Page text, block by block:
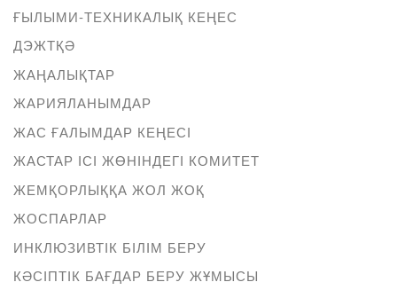
ҒЫЛЫМИ-ТЕХНИКАЛЫҚ КЕҢЕС
ДЭЖТҚӘ
ЖАҢАЛЫҚТАР
ЖАРИЯЛАНЫМДАР
ЖАС ҒАЛЫМДАР КЕҢЕСІ
ЖАСТАР ІСІ ЖӨНІНДЕГІ КОМИТЕТ
ЖЕМҚОРЛЫҚҚА ЖОЛ ЖОҚ
ЖОСПАРЛАР
ИНКЛЮЗИВТІК БІЛІМ БЕРУ
КӘСІПТІК БАҒДАР БЕРУ ЖҰМЫСЫ